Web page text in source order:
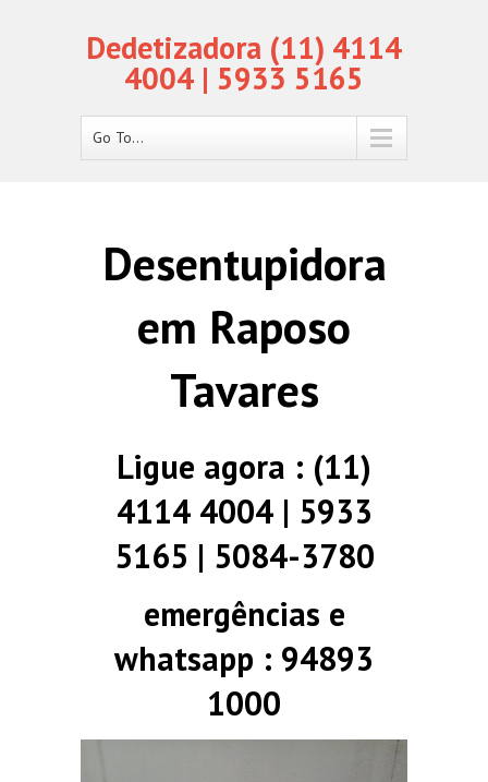
Dedetizadora (11) 4114
4004 | 5933 5165
Go To...
Desentupidora
em Raposo
Tavares
Ligue agora : (11)
4114 4004 | 5933
5165 | 5084-3780
emergências e
whatsapp : 94893
1000